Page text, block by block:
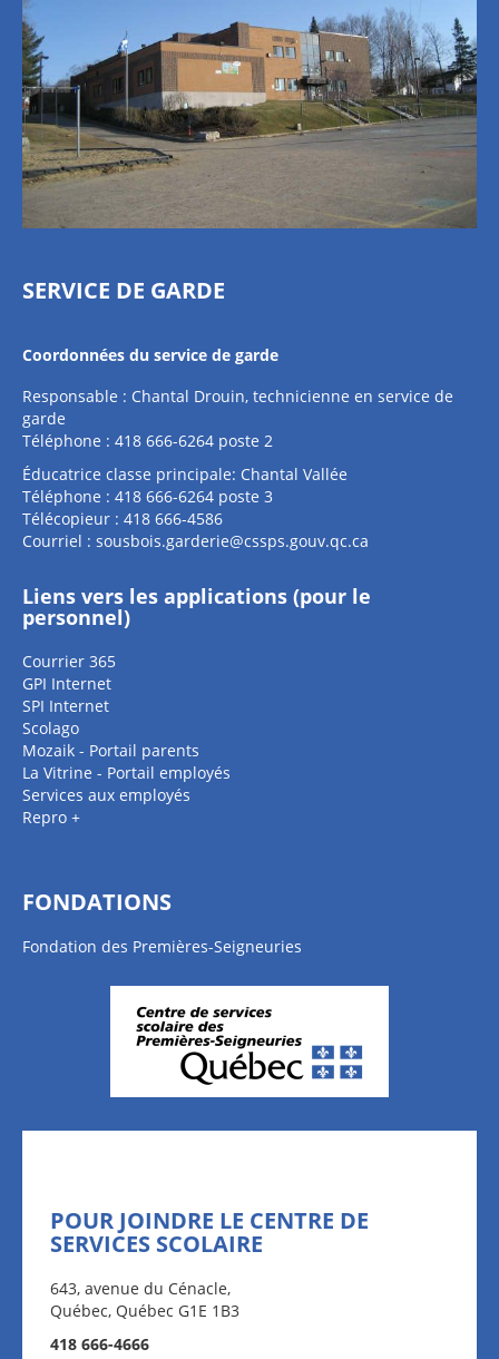
SERVICE DE GARDE
Coordonnées du service de garde
Responsable : Chantal Drouin, technicienne en service de
garde
Téléphone : 418 666-6264 poste 2
Éducatrice classe principale: Chantal Vallée
Téléphone : 418 666-6264 poste 3
Télécopieur : 418 666-4586
Courriel : sousbois.garderie@cssps.gouv.qc.ca
Liens vers les applications (pour le
personnel)
Courrier 365
GPI Internet
SPI Internet
Scolago
Mozaik - Portail parents
La Vitrine - Portail employés
Services aux employés
Repro +
FONDATIONS
Fondation des Premières-Seigneuries
POUR JOINDRE LE CENTRE DE
SERVICES SCOLAIRE
643, avenue du Cénacle,
Québec, Québec G1E 1B3
418 666-4666